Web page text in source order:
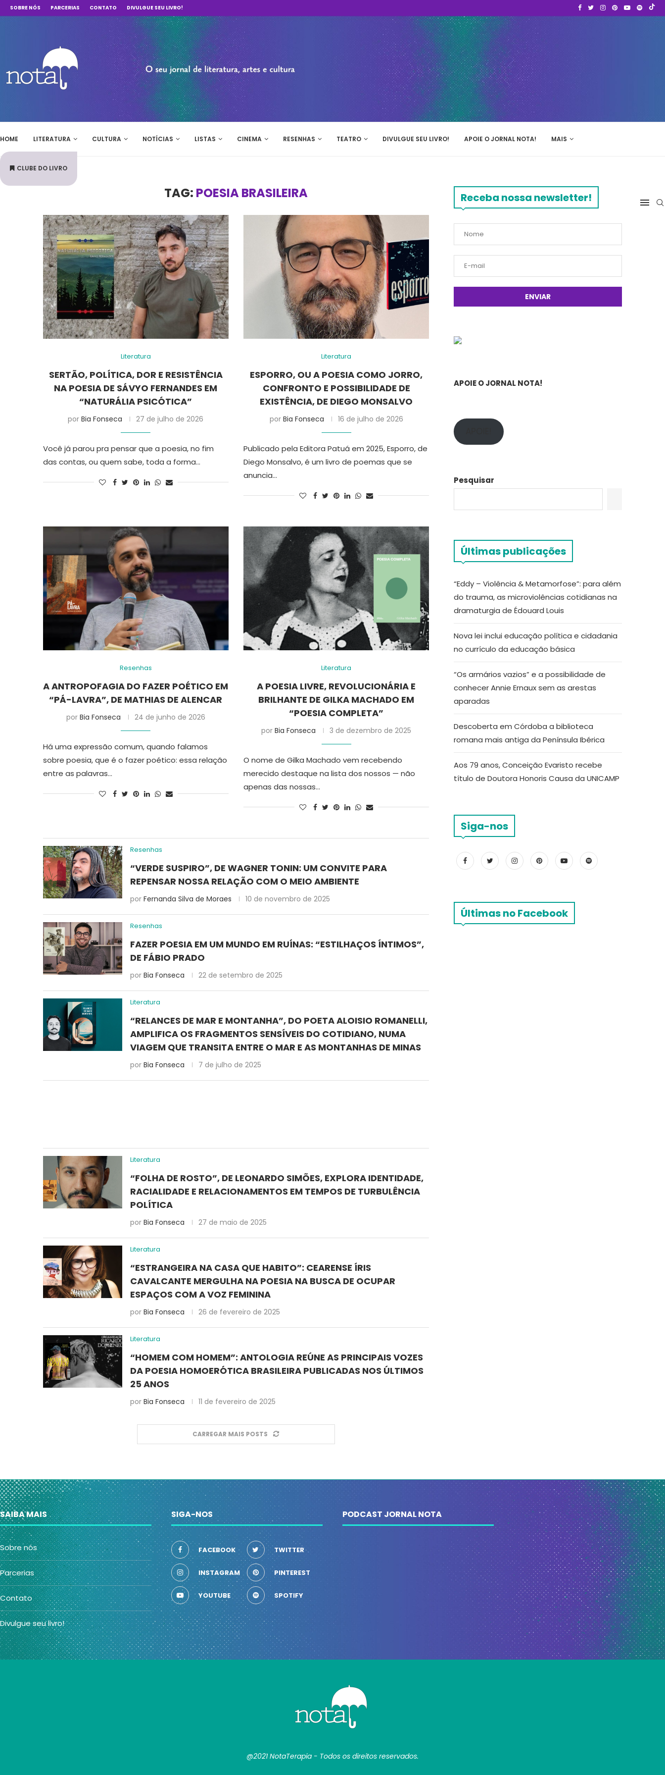
SOBRE NÓS PARCERIAS CONTATO DIVULGUE SEU LIVRO!
HOME LITERATURA CULTURA NOTÍCIAS LISTAS CINEMA RESENHAS TEATRO DIVULGUE SEU LIVRO! APOIE O JORNAL NOTA! MAIS
CLUBE DO LIVRO
TAG: POESIA BRASILEIRA
Literatura
SERTÃO, POLÍTICA, DOR E RESISTÊNCIA
NA POESIA DE SÁVYO FERNANDES EM
“NATURÁLIA PSICÓTICA”
porBia Fonseca 27 de julho de 2026
Você já parou pra pensar que a poesia, no fim
das contas, ou quem sabe, toda a forma…
Literatura
ESPORRO, OU A POESIA COMO JORRO,
CONFRONTO E POSSIBILIDADE DE
EXISTÊNCIA, DE DIEGO MONSALVO
por Bia Fonseca 16 de julho de 2026
Publicado pela Editora Patuá em 2025, Esporro, de
Diego Monsalvo, é um livro de poemas que se
anuncia…
Resenhas
A ANTROPOFAGIA DO FAZER POÉTICO EM
“PÁ-LAVRA”, DE MATHIAS DE ALENCAR
por Bia Fonseca 24 de junho de 2026
Há uma expressão comum, quando falamos
sobre poesia, que é o fazer poético: essa relação
entre as palavras…
Literatura
A POESIA LIVRE, REVOLUCIONÁRIA E
BRILHANTE DE GILKA MACHADO EM
“POESIA COMPLETA”
porBia Fonseca 3 de dezembro de 2025
O nome de Gilka Machado vem recebendo
merecido destaque na lista dos nossos — não
apenas das nossas…
Resenhas
“VERDE SUSPIRO”, DE WAGNER TONIN: UM CONVITE PARA
REPENSAR NOSSA RELAÇÃO COM O MEIO AMBIENTE
por Fernanda Silva de Moraes 10 de novembro de 2025
Resenhas
FAZER POESIA EM UM MUNDO EM RUÍNAS: “ESTILHAÇOS ÍNTIMOS”,
DE FÁBIO PRADO
por Bia Fonseca 22 de setembro de 2025
Literatura
“RELANCES DE MAR E MONTANHA”, DO POETA ALOISIO ROMANELLI,
AMPLIFICA OS FRAGMENTOS SENSÍVEIS DO COTIDIANO, NUMA
VIAGEM QUE TRANSITA ENTRE O MAR E AS MONTANHAS DE MINAS
por Bia Fonseca 7 de julho de 2025
Literatura
“FOLHA DE ROSTO”, DE LEONARDO SIMÕES, EXPLORA IDENTIDADE,
RACIALIDADE E RELACIONAMENTOS EM TEMPOS DE TURBULÊNCIA
POLÍTICA
por Bia Fonseca 27 de maio de 2025
Literatura
“ESTRANGEIRA NA CASA QUE HABITO”: CEARENSE ÍRIS
CAVALCANTE MERGULHA NA POESIA NA BUSCA DE OCUPAR
ESPAÇOS COM A VOZ FEMININA
por Bia Fonseca 26 de fevereiro de 2025
Literatura
“HOMEM COM HOMEM”: ANTOLOGIA REÚNE AS PRINCIPAIS VOZES
DA POESIA HOMOERÓTICA BRASILEIRA PUBLICADAS NOS ÚLTIMOS
25 ANOS
por Bia Fonseca 11 de fevereiro de 2025
CARREGAR MAIS POSTS
Receba nossa newsletter!
APOIE O JORNAL NOTA!
Pesquisar
Últimas publicações
“Eddy – Violência & Metamorfose”: para além
do trauma, as microviolências cotidianas na
dramaturgia de Édouard Louis
Nova lei inclui educação política e cidadania
no currículo da educação básica
“Os armários vazios” e a possibilidade de
conhecer Annie Ernaux sem as arestas
aparadas
Descoberta em Córdoba a biblioteca
romana mais antiga da Península Ibérica
Aos 79 anos, Conceição Evaristo recebe
título de Doutora Honoris Causa da UNICAMP
Siga-nos
Últimas no Facebook
SAIBA MAIS
Sobre nós
Parcerias
Contato
Divulgue seu livro!
SIGA-NOS
FACEBOOK TWITTER
INSTAGRAM PINTEREST
YOUTUBE SPOTIFY
PODCAST JORNAL NOTA
@2021 NotaTerapia - Todos os direitos reservados.